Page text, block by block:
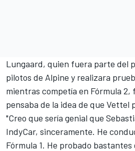
Lungaard, quien fuera parte del
pilotos de Alpine y realizara
mientras competía en Fórmula
pensaba de la idea de que Vettel
"Creo que sería genial que
IndyCar, sinceramente. He
Fórmula 1. He probado bastantes